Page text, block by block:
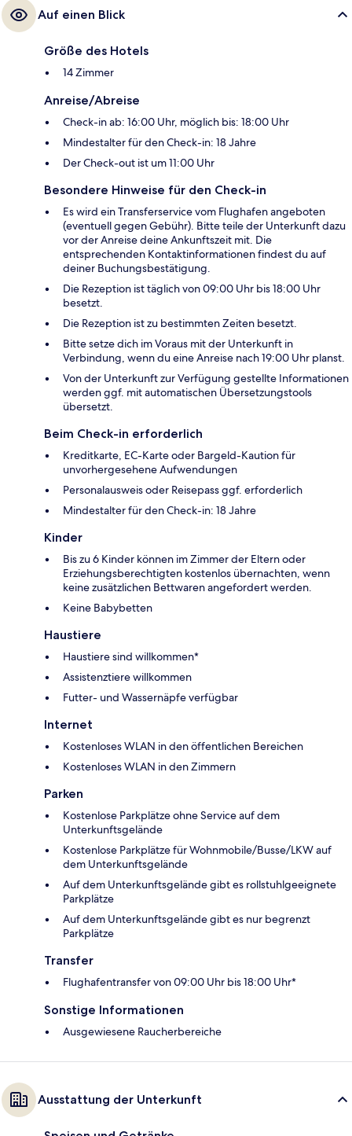
Auf einen Blick
Größe des Hotels
14 Zimmer
Anreise/Abreise
Check-in ab: 16:00 Uhr, möglich bis: 18:00 Uhr
Mindestalter für den Check-in: 18 Jahre
Der Check-out ist um 11:00 Uhr
Besondere Hinweise für den Check-in
Es wird ein Transferservice vom Flughafen angeboten
(eventuell gegen Gebühr). Bitte teile der Unterkunft dazu
vor der Anreise deine Ankunftszeit mit. Die
entsprechenden Kontaktinformationen findest du auf
deiner Buchungsbestätigung.
Die Rezeption ist täglich von 09:00 Uhr bis 18:00 Uhr
besetzt.
Die Rezeption ist zu bestimmten Zeiten besetzt.
Bitte setze dich im Voraus mit der Unterkunft in
Verbindung, wenn du eine Anreise nach 19:00 Uhr planst.
Von der Unterkunft zur Verfügung gestellte Informationen
werden ggf. mit automatischen Übersetzungstools
übersetzt.
Beim Check-in erforderlich
Kreditkarte, EC-Karte oder Bargeld-Kaution für
unvorhergesehene Aufwendungen
Personalausweis oder Reisepass ggf. erforderlich
Mindestalter für den Check-in: 18 Jahre
Kinder
Bis zu 6 Kinder können im Zimmer der Eltern oder
Erziehungsberechtigten kostenlos übernachten, wenn
keine zusätzlichen Bettwaren angefordert werden.
Keine Babybetten
Haustiere
Haustiere sind willkommen*
Assistenztiere willkommen
Futter- und Wassernäpfe verfügbar
Internet
Kostenloses WLAN in den öffentlichen Bereichen
Kostenloses WLAN in den Zimmern
Parken
Kostenlose Parkplätze ohne Service auf dem
Unterkunftsgelände
Kostenlose Parkplätze für Wohnmobile/Busse/LKW auf
dem Unterkunftsgelände
Auf dem Unterkunftsgelände gibt es rollstuhlgeeignete
Parkplätze
Auf dem Unterkunftsgelände gibt es nur begrenzt
Parkplätze
Transfer
Flughafentransfer von 09:00 Uhr bis 18:00 Uhr*
Sonstige Informationen
Ausgewiesene Raucherbereiche
Ausstattung der Unterkunft